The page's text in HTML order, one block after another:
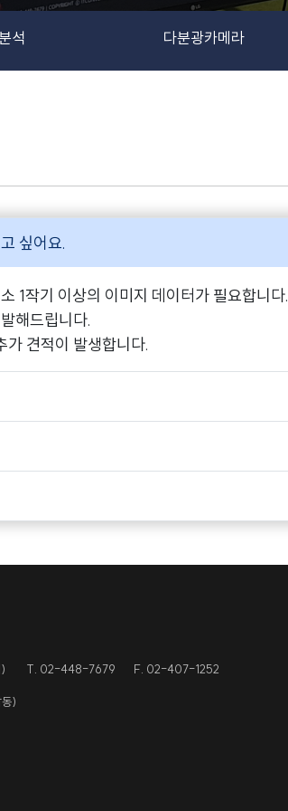
석 다분광카메라
싶어요.
1작기 이상의 이미지 데이터가 필요합니다.
해드립니다.
가 견적이 발생합니다.
T. 02-448-7679 F. 02-407-1252
)